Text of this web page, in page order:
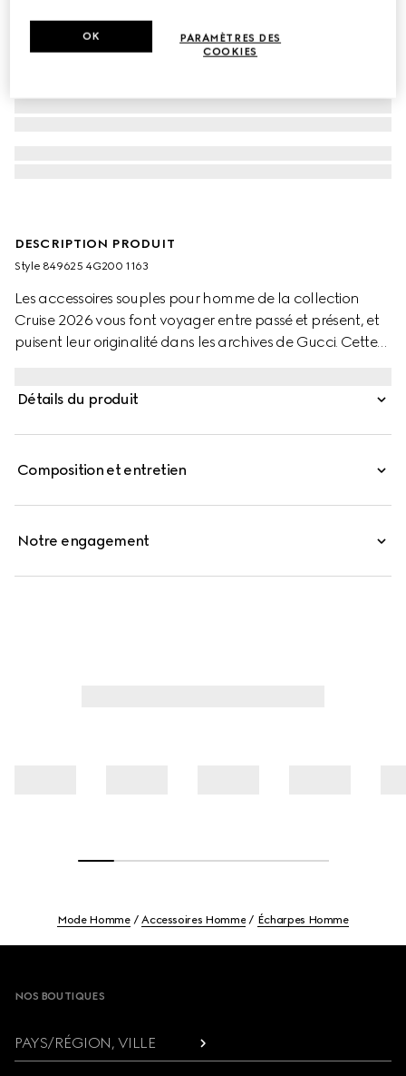
DESCRIPTION PRODUIT
Style ‎849625 4G200 1163
Les accessoires souples pour homme de la collection
Cruise 2026 vous font voyager entre passé et présent, et
puisent leur originalité dans les archives de Gucci. Cette
Détails du produit
Composition et entretien
Notre engagement
Mode Homme Accessoires Homme Écharpes Homme
NOS BOUTIQUES
PAYS/RÉGION, VILLE
PARAMÈTRES DES
COOKIES
OK